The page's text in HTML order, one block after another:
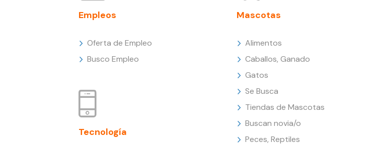
Empleos
Oferta de Empleo
Busco Empleo
Tecnología
Mascotas
Alimentos
Caballos, Ganado
Gatos
Se Busca
Tiendas de Mascotas
Buscan novia/o
Peces, Reptiles